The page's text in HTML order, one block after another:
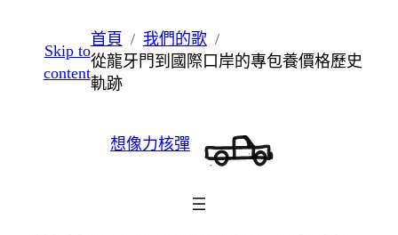
主
Skip to
content
首頁
我們的歌
從龍牙門到國際口岸的專包養價格歷史
軌跡
想像力核彈